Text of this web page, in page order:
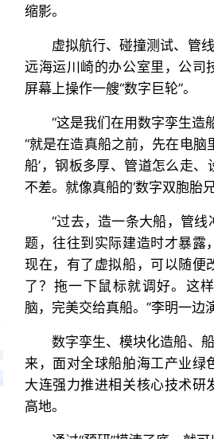
缩影。
虚拟航行、碰撞测试、管
远海运川崎的办公室里，公司
屏幕上操作一艘“数字巨轮”。
“这是我们在用数字孪生造
“就是在造真船之前，先在电脑
船’，钢板多厚、管道怎么走
不差。就像真船的‘数字双胞胎
“过去，造一条大船，管线
题，往往到实际建造时才暴露
现在，有了虚拟船，可以随便
了？拖一下鼠标就调好。这
脑，完美交给真船。”李明一边
数字孪生、模块化造船、
来，面对全球船舶海工产业绿
大连强力推进相关核心技术研
高地。